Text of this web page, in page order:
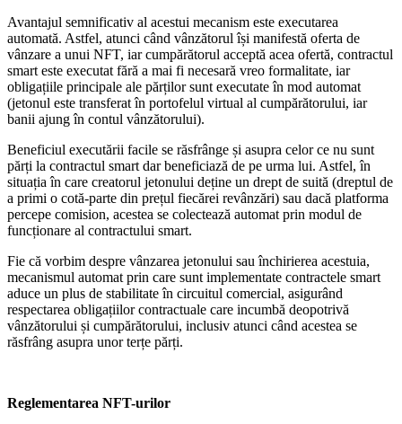
Avantajul semnificativ al acestui mecanism este executarea
automată. Astfel, atunci când vânzătorul își manifestă oferta de
vânzare a unui NFT, iar cumpărătorul acceptă acea ofertă, contractul
smart este executat fără a mai fi necesară vreo formalitate, iar
obligațiile principale ale părților sunt executate în mod automat
(jetonul este transferat în portofelul virtual al cumpărătorului, iar
banii ajung în contul vânzătorului).
Beneficiul executării facile se răsfrânge și asupra celor ce nu sunt
părți la contractul smart dar beneficiază de pe urma lui. Astfel, în
situația în care creatorul jetonului deține un drept de suită (dreptul de
a primi o cotă-parte din prețul fiecărei revânzări) sau dacă platforma
percepe comision, acestea se colectează automat prin modul de
funcționare al contractului smart.
Fie că vorbim despre vânzarea jetonului sau închirierea acestuia,
mecanismul automat prin care sunt implementate contractele smart
aduce un plus de stabilitate în circuitul comercial, asigurând
respectarea obligațiilor contractuale care incumbă deopotrivă
vânzătorului și cumpărătorului, inclusiv atunci când acestea se
răsfrâng asupra unor terțe părți.
Reglementarea NFT-urilor